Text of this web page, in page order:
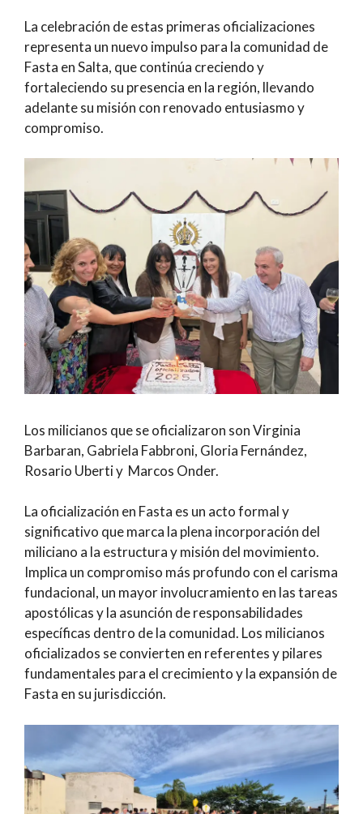
La celebración de estas primeras oficializaciones
representa un nuevo impulso para la comunidad de
Fasta en Salta, que continúa creciendo y
fortaleciendo su presencia en la región, llevando
adelante su misión con renovado entusiasmo y
compromiso.
Los milicianos que se oficializaron son Virginia
Barbaran, Gabriela Fabbroni, Gloria Fernández,
Rosario Uberti y Marcos Onder.
La oficialización en Fasta es un acto formal y
significativo que marca la plena incorporación del
miliciano a la estructura y misión del movimiento.
Implica un compromiso más profundo con el carisma
fundacional, un mayor involucramiento en las tareas
apostólicas y la asunción de responsabilidades
específicas dentro de la comunidad. Los milicianos
oficializados se convierten en referentes y pilares
fundamentales para el crecimiento y la expansión de
Fasta en su jurisdicción.